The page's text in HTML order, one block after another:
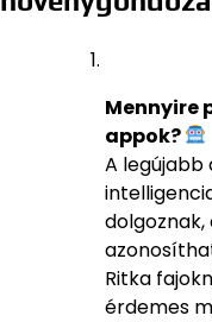
Mennyire
appok?
A
Ritka
érdemes